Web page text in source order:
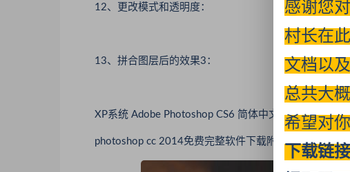
12、更改模式和透明度：
13、拼合图层后的效果3：
XP系统 Adobe Photoshop CS6 简体中文完整版下载附
photoshop cc 2014免费完整软件下载附注册机破解补丁
感谢您
村长在
文档以
总共大
希望对
下载链接